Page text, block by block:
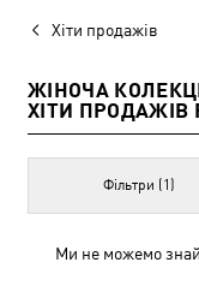
Хіти продажів
ЖІНОЧА
ХІТИ ПРОДАЖІВ
Фільтри (1)
Ми не можемо